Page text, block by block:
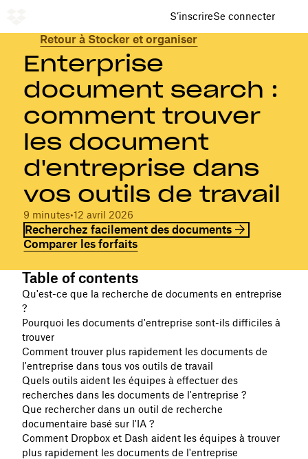
S’inscrireSe connecter
Retour à Stocker et organiser
Enterprise
document search :
comment trouver
les document
d'entreprise dans
vos outils de travail
9 minutes•12 avril 2026
Recherchez facilement des documents
Comparer les forfaits
Table of contents
Qu'est-ce que la recherche de documents en entreprise
?
Pourquoi les documents d'entreprise sont-ils difficiles à
trouver
Comment trouver plus rapidement les documents de
l'entreprise dans tous vos outils de travail
Quels outils aident les équipes à effectuer des
recherches dans les documents de l'entreprise ?
Que rechercher dans un outil de recherche
documentaire basé sur l'IA ?
Comment Dropbox et Dash aident les équipes à trouver
plus rapidement les documents de l'entreprise